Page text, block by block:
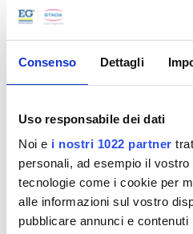
Consenso Dettagli
Uso responsabile dei dati
Noi e i nostri 1022 partner
personali, ad esempio il
tecnologie come i cookie per
alle informazioni sul vostro
pubblicare annunci e
Distinguere correttamente le
adeguate.
Il ruolo degli enzimi
Un’intolleranza alimentare
non è in grado di
sostanze contenute negli
carenza, o della ridotta
enzimi.